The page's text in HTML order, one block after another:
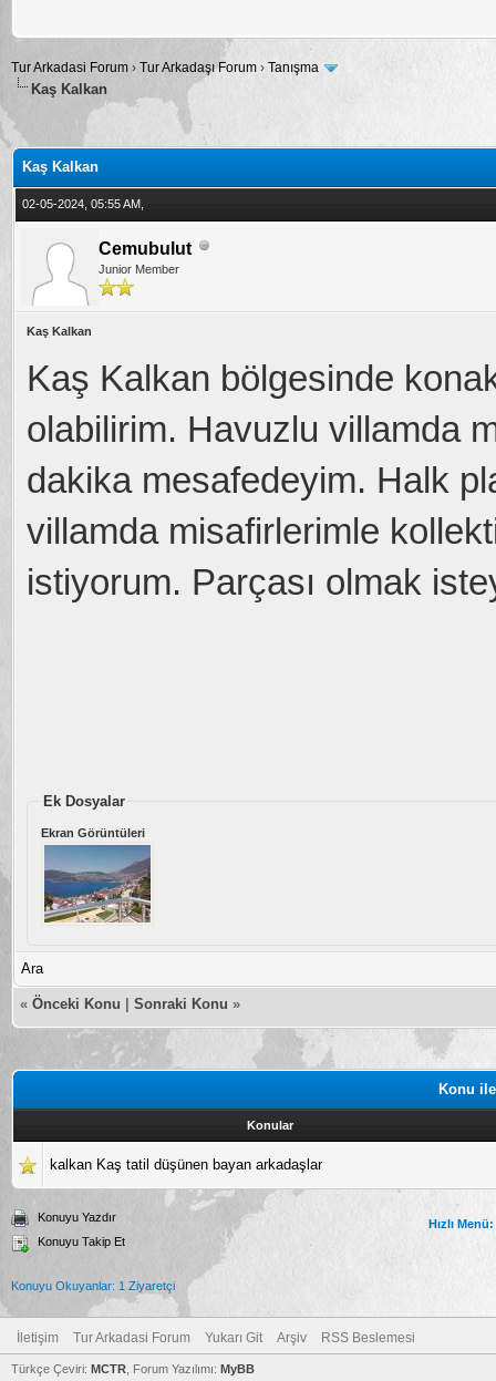
Tur Arkadasi Forum › Tur Arkadaşı Forum › Tanışma
Kaş Kalkan
5
Kaş Kalkan
02-05-2024, 05:55 AM,
Cemubulut
Junior Member
Kaş Kalkan
Kaş Kalkan bölgesinde
olabilirim. Havuzlu villamda
dakika mesafedeyim. Halk
villamda misafirlerimle
istiyorum. Parçası olmak
Ek Dosyalar
Ekran Görüntüleri
Ara
« Önceki Konu Sonraki Konu »
Konu
Konular
kalkan Kaş tatil düşünen bayan arkadaşlar
Konuyu Yazdır
Konuyu Takip Et
Hızlı Menü:
Konuyu Okuyanlar: 1 Ziyaretçi
İletişim Tur Arkadasi Forum Yukarı Git Arşiv RSS Beslemesi
Türkçe Çeviri: MCTR , Forum Yazılımı: MyBB